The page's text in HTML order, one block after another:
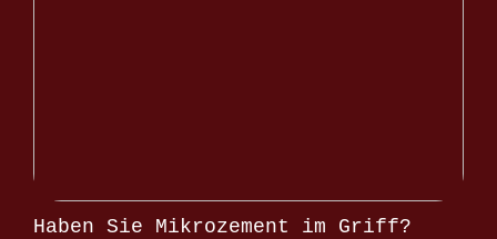
Haben Sie Mikrozement im Griff?